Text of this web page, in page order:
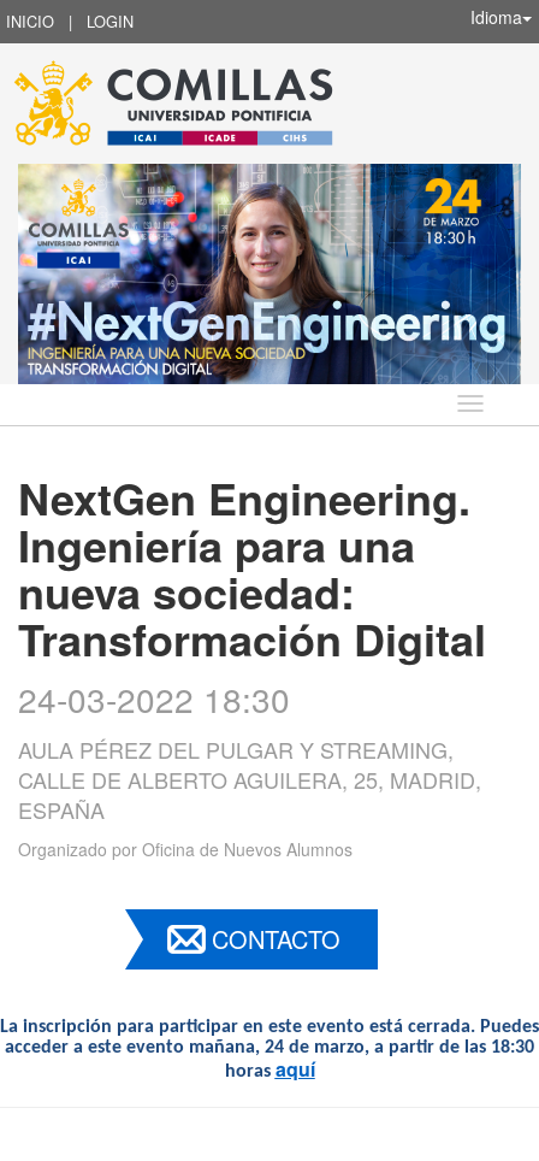
INICIO | LOGIN Idioma
Idioma
NextGen Engineering.
Ingeniería para una
nueva sociedad:
Transformación Digital
24-03-2022 18:30
AULA PÉREZ DEL PULGAR Y STREAMING,
CALLE DE ALBERTO AGUILERA, 25, MADRID,
ESPAÑA
Organizado por Oficina de Nuevos Alumnos
CONTACTO
La inscripción para participar en este evento está cerrada. Puedes
acceder a este evento mañana, 24 de marzo, a partir de las 18:30
horas aquí